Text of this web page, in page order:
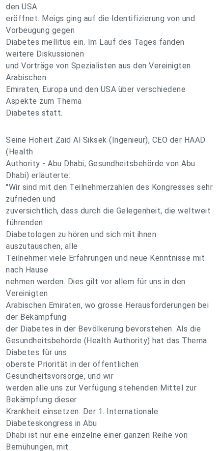
den USA
eröffnet. Meigs ging auf die Identifizierung von und
Vorbeugung gegen
Diabetes mellitus ein. Im Lauf des Tages fanden
weitere Diskussionen
und Vorträge von Spezialisten aus den Vereinigten
Arabischen
Emiraten, Europa und den USA über verschiedene
Aspekte zum Thema
Diabetes statt.
Seine Hoheit Zaid Al Siksek (Ingenieur), CEO der HAAD
(Health
Authority - Abu Dhabi; Gesundheitsbehörde von Abu
Dhabi) erläuterte:
"Wir sind mit den Teilnehmerzahlen des Kongresses sehr
zufrieden und
zuversichtlich, dass durch die Gelegenheit, die weltweit
führenden
Diabetologen zu hören und sich mit ihnen
auszutauschen, alle
Teilnehmer viele Erfahrungen und neue Kenntnisse mit
nach Hause
nehmen werden. Dies gilt vor allem für uns in den
Vereinigten
Arabischen Emiraten, wo grosse Herausforderungen bei
der Bekämpfung
der Diabetes in der Bevölkerung bevorstehen. Als die
Gesundheitsbehörde (Health Authority) hat das Thema
Diabetes für uns
oberste Priorität in der öffentlichen
Gesundheitsvorsorge, und wir
werden alle uns zur Verfügung stehenden Mittel zur
Bekämpfung dieser
Krankheit einsetzen. Der 1. Internationale
Diabeteskongress in Abu
Dhabi ist nur eine einzelne einer ganzen Reihe von
Bemühungen, mit